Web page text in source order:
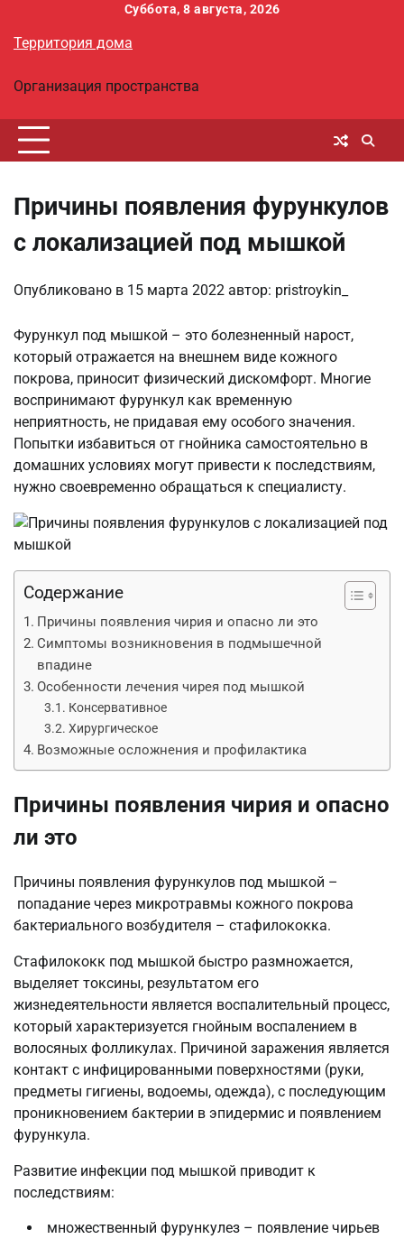
содержимому
Суббота, 8 августа, 2026
Территория дома
Организация пространства
Причины появления фурункулов
с локализацией под мышкой
Опубликовано в 15 марта 2022 автор: pristroykin_
Фурункул под мышкой – это болезненный нарост,
который отражается на внешнем виде кожного
покрова, приносит физический дискомфорт. Многие
воспринимают фурункул как временную
неприятность, не придавая ему особого значения.
Попытки избавиться от гнойника самостоятельно в
домашних условиях могут привести к последствиям,
нужно своевременно обращаться к специалисту.
Содержание
Причины появления чирия и опасно ли это
Симптомы возникновения в подмышечной
впадине
Особенности лечения чирея под мышкой
Консервативное
Хирургическое
Возможные осложнения и профилактика
Причины появления чирия и опасно
ли это
Причины появления фурункулов под мышкой –
попадание через микротравмы кожного покрова
бактериального возбудителя – стафилококка.
Стафилококк под мышкой быстро размножается,
выделяет токсины, результатом его
жизнедеятельности является воспалительный процесс,
который характеризуется гнойным воспалением в
волосяных фолликулах. Причиной заражения является
контакт с инфицированными поверхностями (руки,
предметы гигиены, водоемы, одежда), с последующим
проникновением бактерии в эпидермис и появлением
фурункула.
Развитие инфекции под мышкой приводит к
последствиям:
множественный фурункулез – появление чирьев